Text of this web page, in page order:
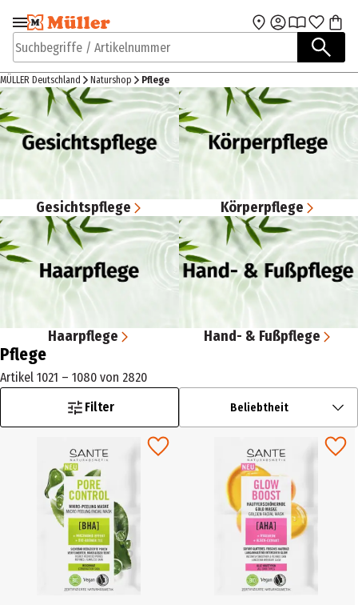
Zur Navigation
springen
Zum Hauptinhalt
Suchbegriffe / Artikelnummer
MÜLLER Deutschland Naturshop Pflege
Gesichtspflege Körperpflege
Haarpflege Hand- & Fußpflege
Pflege
Artikel 1021 – 1080 von 2820
Filter
Beliebtheit